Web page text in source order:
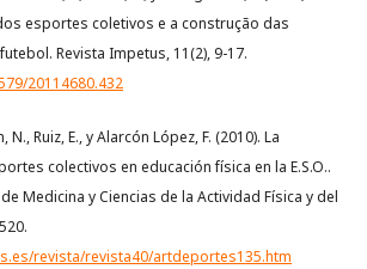
esportes coletivos e a construção das
Revista Impetus, 11(2), 9-17.
20114680.432
N., Ruiz, E., y Alarcón López, F. (2010). La
colectivos en educación física en la E.S.O..
Medicina y Ciencias de la Actividad Física y del
revista/revista40/artdeportes135.htm